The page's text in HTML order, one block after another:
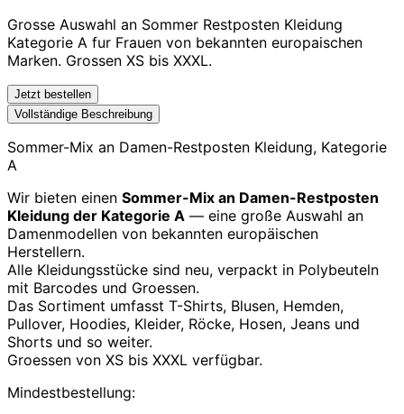
Grosse Auswahl an Sommer Restposten Kleidung
Kategorie A fur Frauen von bekannten europaischen
Marken. Grossen XS bis XXXL.
Jetzt bestellen
Vollständige Beschreibung
Sommer-Mix an Damen-Restposten Kleidung, Kategorie
A
Wir bieten einen Sommer-Mix an Damen-Restposten
Kleidung der Kategorie A — eine große Auswahl an
Damenmodellen von bekannten europäischen
Herstellern.
Alle Kleidungsstücke sind neu, verpackt in Polybeuteln
mit Barcodes und Groessen.
Das Sortiment umfasst T-Shirts, Blusen, Hemden,
Pullover, Hoodies, Kleider, Röcke, Hosen, Jeans und
Shorts und so weiter.
Groessen von XS bis XXXL verfügbar.
Mindestbestellung: